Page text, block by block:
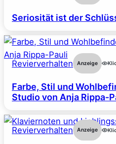
Seriosität ist der
Revierverhalten Anzeige
Farbe, Stil und
Studio von Anja Rippa-
Revierverhalten Anzeige